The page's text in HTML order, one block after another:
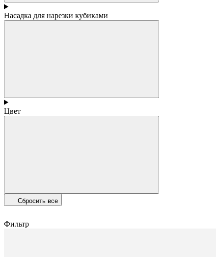
Насадка для нарезки кубиками
Цвет
Сбросить все
Фильтр